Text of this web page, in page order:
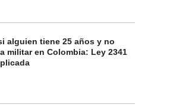
alguien tiene 25 años y no
militar en Colombia: Ley 2341